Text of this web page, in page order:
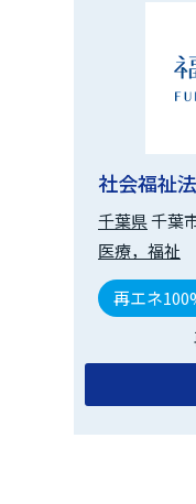
社会福祉
千葉県千葉
医療，福祉
再エネ